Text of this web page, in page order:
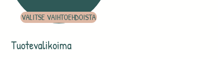
Tuotevalikoima
VALITSE VAIHTOEHDOISTA